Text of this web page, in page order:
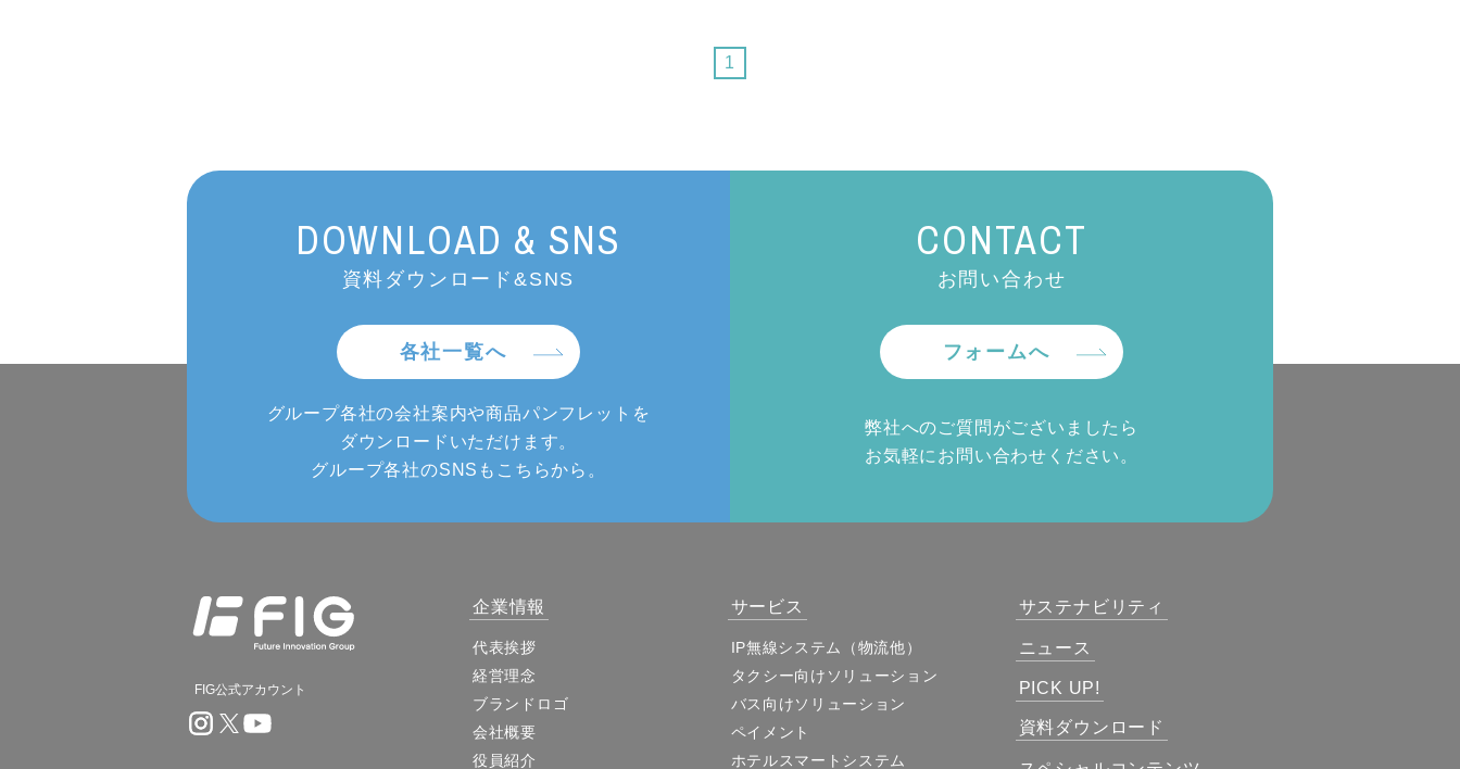
1
DOWNLOAD & SNS
資料ダウンロード&SNS
各社一覧へ
グループ各社の会社案内や商品パンフレットを
ダウンロードいただけます。
グループ各社のSNSもこちらから。
CONTACT
お問い合わせ
フォームへ
弊社へのご質問がございましたら
お気軽にお問い合わせください。
FIG公式アカウント
企業情報
代表挨拶
経営理念
ブランドロゴ
会社概要
役員紹介
サービス
IP無線システム（物流他）
タクシー向けソリューション
バス向けソリューション
ペイメント
ホテルスマートシステム
サステナビリティ
ニュース
PICK UP!
資料ダウンロード